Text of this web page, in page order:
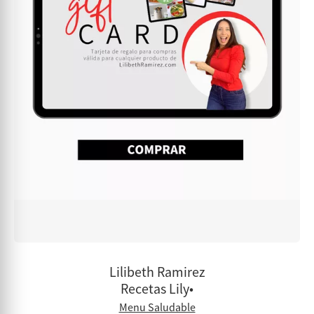
Lilibeth Ramirez
Recetas Lily•
Menu Saludable